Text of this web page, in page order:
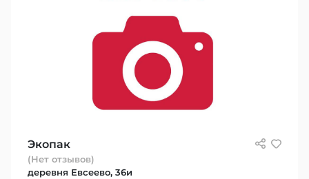
Экопак
(Нет отзывов)
деревня Евсеево, 36и